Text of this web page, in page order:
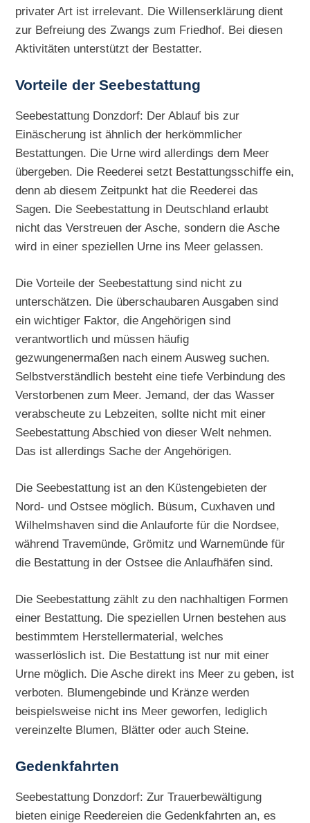
privater Art ist irrelevant. Die Willenserklärung dient
zur Befreiung des Zwangs zum Friedhof. Bei diesen
Aktivitäten unterstützt der Bestatter.
Vorteile der Seebestattung
Seebestattung Donzdorf: Der Ablauf bis zur
Einäscherung ist ähnlich der herkömmlicher
Bestattungen. Die Urne wird allerdings dem Meer
übergeben. Die Reederei setzt Bestattungsschiffe ein,
denn ab diesem Zeitpunkt hat die Reederei das
Sagen. Die Seebestattung in Deutschland erlaubt
nicht das Verstreuen der Asche, sondern die Asche
wird in einer speziellen Urne ins Meer gelassen.
Die Vorteile der Seebestattung sind nicht zu
unterschätzen. Die überschaubaren Ausgaben sind
ein wichtiger Faktor, die Angehörigen sind
verantwortlich und müssen häufig
gezwungenermaßen nach einem Ausweg suchen.
Selbstverständlich besteht eine tiefe Verbindung des
Verstorbenen zum Meer. Jemand, der das Wasser
verabscheute zu Lebzeiten, sollte nicht mit einer
Seebestattung Abschied von dieser Welt nehmen.
Das ist allerdings Sache der Angehörigen.
Die Seebestattung ist an den Küstengebieten der
Nord- und Ostsee möglich. Büsum, Cuxhaven und
Wilhelmshaven sind die Anlauforte für die Nordsee,
während Travemünde, Grömitz und Warnemünde für
die Bestattung in der Ostsee die Anlaufhäfen sind.
Die Seebestattung zählt zu den nachhaltigen Formen
einer Bestattung. Die speziellen Urnen bestehen aus
bestimmtem Herstellermaterial, welches
wasserlöslich ist. Die Bestattung ist nur mit einer
Urne möglich. Die Asche direkt ins Meer zu geben, ist
verboten. Blumengebinde und Kränze werden
beispielsweise nicht ins Meer geworfen, lediglich
vereinzelte Blumen, Blätter oder auch Steine.
Gedenkfahrten
Seebestattung Donzdorf: Zur Trauerbewältigung
bieten einige Reedereien die Gedenkfahrten an, es